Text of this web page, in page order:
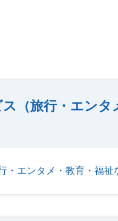
（旅行・エンタ
・エンタメ・教育・福